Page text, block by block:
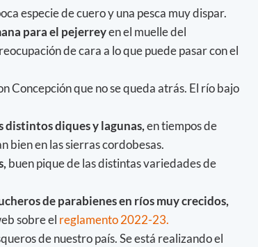
especie de cuero y una pesca muy dispar.
para el pejerreyen el muelle del
de cara a lo que puede pasar con el
Concepción que no se queda atrás. El río bajo
distintos diques y lagunas,en tiempos de
bien en las sierras cordobesas.
buen pique de las distintas variedades de
de parabienes en ríos muy crecidos,
sobre el reglamento 2022-23.
de nuestro país. Se está realizando el